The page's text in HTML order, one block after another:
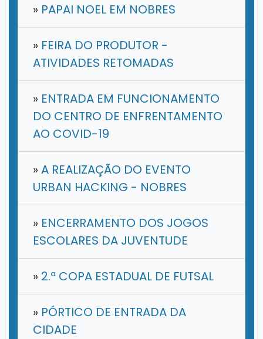
» PAPAI NOEL EM NOBRES
» FEIRA DO PRODUTOR -
ATIVIDADES RETOMADAS
» ENTRADA EM FUNCIONAMENTO
DO CENTRO DE ENFRENTAMENTO
AO COVID-19
»A REALIZAÇÃO DO EVENTO
URBAN HACKING - NOBRES
» ENCERRAMENTO DOS JOGOS
ESCOLARES DA JUVENTUDE
» 2.ª COPA ESTADUAL DE FUTSAL
» PÓRTICO DE ENTRADA DA
CIDADE